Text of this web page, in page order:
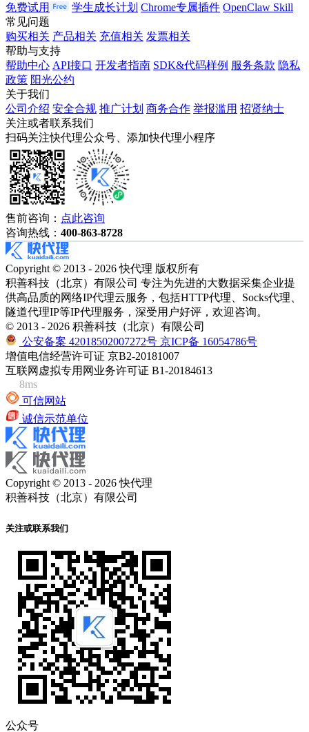
免费试用
学生成长计划 Chrome专属插件 OpenClaw Skill
常见问题
购买相关 产品相关 充值相关 发票相关
帮助与支持
帮助中心 API接口 开发者指南 SDK&代码样例 服务条款 隐私
政策 阳光公约
关于我们
公司介绍 安全合规 推广计划 商务合作 举报滥用 招贤纳士
关注或者联系我们
扫码关注快代理公众号、添加快代理小程序
售前咨询： 点此咨询
咨询热线： 400-863-8728
Copyright © 2013 - 2026 快代理 版权所有
积善科技（北京）有限公司 专注为先进的大数据采集企业提
供高品质的网络IP代理云服务，包括HTTP代理、Socks代理、
隧道代理IP等IP代理服务，深受用户好评，欢迎咨询。
© 2013 - 2026 积善科技（北京）有限公司
公安备案 42018502007272号 京ICP备 16054786号
增值电信经营许可证 京B2-20181007
互联网虚拟专用网业务许可证 B1-20184613
8ms
可信网站
诚信示范单位
Copyright © 2013 - 2026 快代理
积善科技（北京）有限公司
关注或联系我们
公众号